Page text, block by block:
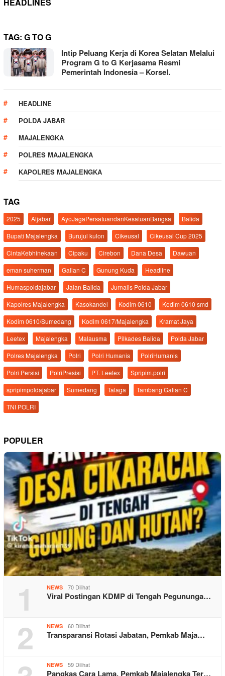
TAG: G TO G
Intip Peluang Kerja di Korea Selatan Melalui
Program G to G Kerjasama Resmi
Pemerintah Indonesia – Korsel.
HEADLINE
POLDA JABAR
MAJALENGKA
POLRES MAJALENGKA
KAPOLRES MAJALENGKA
TAG
2025 Aljabar AyoJagaPersatuandanKesatuanBangsa
Balida
Bupati Majalengka
Burujul kulon Cikeusal
Cikeusal Cup 2025
CintaKebhinekaan
Cipaku Cirebon Dana Desa
Dawuan
eman suherman
Galian C Gunung Kuda
Headline
Humaspoldajabar
Jalan Balida
Jurnalis Polda Jabar
Kapolres Majalengka
Kasokandel Kodim 0610
Kodim 0610 smd
Kodim 0610/Sumedang
Kodim 0617/Majalengka
Kramat Jaya
Leetex
Majalengka Malausma Pilkades Balida
Polda Jabar
Polres Majalengka
Polri Polri Humanis
PolriHumanis
Polri Persisi
PolriPresisi PT. Leetex
Spripim.polri
spripimpoldajabar
Sumedang Talaga
Tambang Galian C
TNI POLRI
POPULER
1 NEWS 70 Dilihat
Viral Postingan KDMP di Tengah Pegununga…
2 NEWS 60 Dilihat
Transparansi Rotasi Jabatan, Pemkab Maja…
NEWS 59 Dilihat
Pangkas Cara Lama, Pemkab Majalengka Ter…